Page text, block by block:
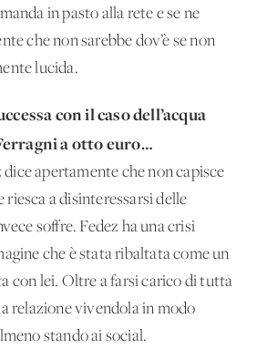
in pasto alla rete e se ne
che non sarebbe dov’è se non
lucida.
con il caso dell’acqua
a otto euro…
apertamente che non capisce
riesca a disinteressarsi delle
soffre. Fedez ha una crisi
che è stata ribaltata come un
con lei. Oltre a farsi carico di tutta
relazione vivendola in modo
stando ai social.